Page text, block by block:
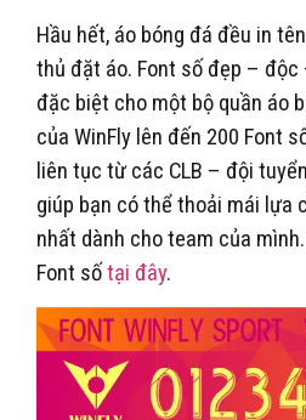
Hầu hết, áo bóng đá đều in
thủ đặt áo. Font số đẹp –
đặc biệt cho một bộ quần áo
của WinFly lên đến 200 Font
liên tục từ các CLB – đội
giúp bạn có thể thoải mái lựa
nhất dành cho team của
Font sốtại đây.